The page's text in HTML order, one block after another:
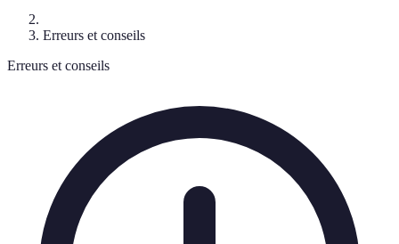
Erreurs et conseils
Erreurs et conseils